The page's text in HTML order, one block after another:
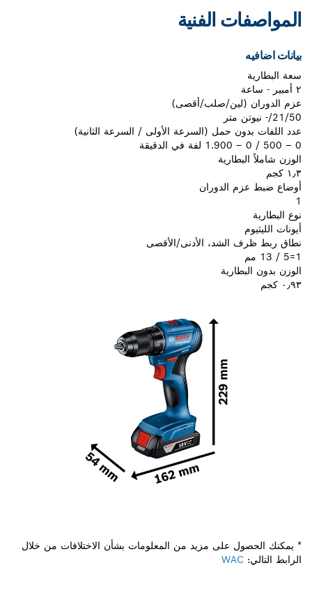
المواصفات الفنية
بيانات اضافيه
سعة البطارية
عزم الدوران (لين/صلب/أقصى)
21/50/- نيوتن متر
عدد اللفات بدون حمل (السرعة الأولى / السرعة الثانية)‎
الوزن شاملاً البطارية
١٫٣ كجم
أوضاع ضبط عزم الدوران
نوع البطارية
أيونات الليثيوم
نطاق ربط ظرف الشد، الأدنى/الأقصى
الوزن بدون البطارية
٠٫٩٣ كجم
* يمكنك الحصول على مزيد من المعلومات بشأن الاختلافات من خلال
الرابط التالي: WAC